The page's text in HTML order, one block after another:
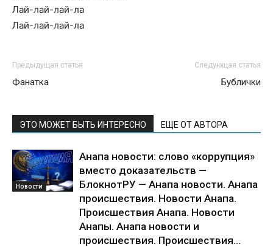
Лай-лай-лай-ла
Лай-лай-лай-ла
Предыдущая статья
Фанатка
Следующая статья
Бублички
ЭТО МОЖЕТ БЫТЬ ИНТЕРЕСНО ЕЩЕ ОТ АВТОРА
Новости
Анапа новости: слово «коррупция»
вместо доказательств —
БлокнотРУ — Анапа новости. Анапа
происшествия. Новости Анапа.
Происшествия Анапа. Новости
Анапы. Анапа новости и
происшествия. Происшествия...